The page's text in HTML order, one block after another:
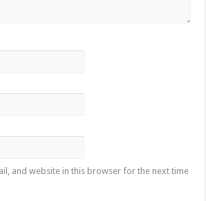
and website in this browser for the next time